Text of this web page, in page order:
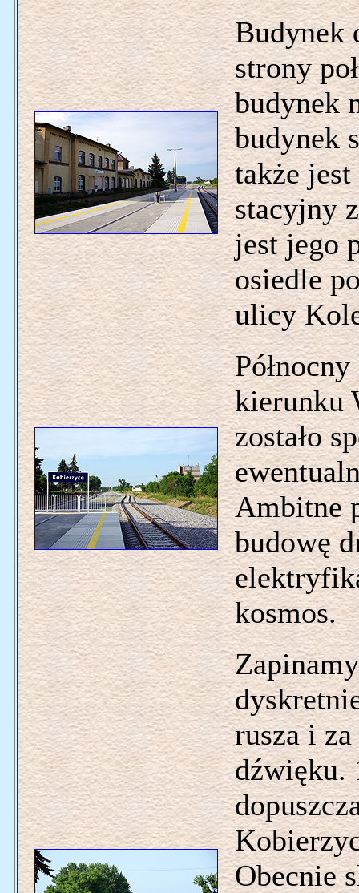
Budynek
strony
budynek
budynek
także jest
stacyjny
jest jego
osiedle
ulicy
kierunku
zostało
Ambitne
budowę
kosmos.
rusza i
dźwięku.
Obecnie